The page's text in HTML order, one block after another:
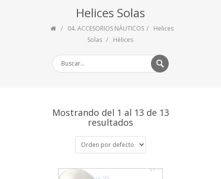
Helices Solas
04. ACCESORIOS NÁUTICOS
Helices
Solas
Hélices
Mostrando del 1 al 13 de 13
resultados